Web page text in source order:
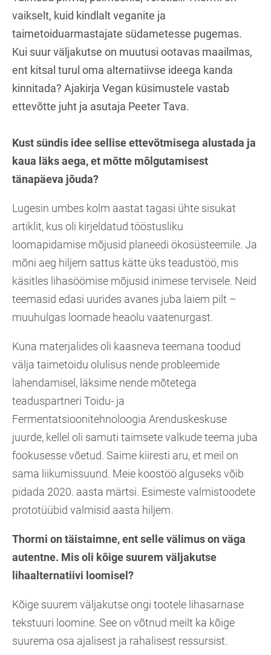
vaikselt, kuid kindlalt veganite ja
taimetoiduarmastajate südametesse pugemas.
Kui suur väljakutse on muutusi ootavas maailmas,
ent kitsal turul oma alternatiivse ideega kanda
kinnitada? Ajakirja Vegan küsimustele vastab
ettevõtte juht ja asutaja Peeter Tava.
Kust sündis idee sellise ettevõtmisega alustada ja
kaua läks aega, et mõtte mõlgutamisest
tänapäeva jõuda?
Lugesin umbes kolm aastat tagasi ühte sisukat
artiklit, kus oli kirjeldatud tööstusliku
loomapidamise mõjusid planeedi ökosüsteemile. Ja
mõni aeg hiljem sattus kätte üks teadustöö, mis
käsitles lihasöömise mõjusid inimese tervisele. Neid
teemasid edasi uurides avanes juba laiem pilt –
muuhulgas loomade heaolu vaatenurgast.
Kuna materjalides oli kaasneva teemana toodud
välja taimetoidu olulisus nende probleemide
lahendamisel, läksime nende mõtetega
teaduspartneri Toidu- ja
Fermentatsioonitehnoloogia Arenduskeskuse
juurde, kellel oli samuti taimsete valkude teema juba
fookusesse võetud. Saime kiiresti aru, et meil on
sama liikumissuund. Meie koostöö alguseks võib
pidada 2020. aasta märtsi. Esimeste valmistoodete
prototüübid valmisid aasta hiljem.
Thormi on täistaimne, ent selle välimus on väga
autentne. Mis oli kõige suurem väljakutse
lihaalternatiivi loomisel?
Kõige suurem väljakutse ongi tootele lihasarnase
tekstuuri loomine. See on võtnud meilt ka kõige
suurema osa ajalisest ja rahalisest ressursist.